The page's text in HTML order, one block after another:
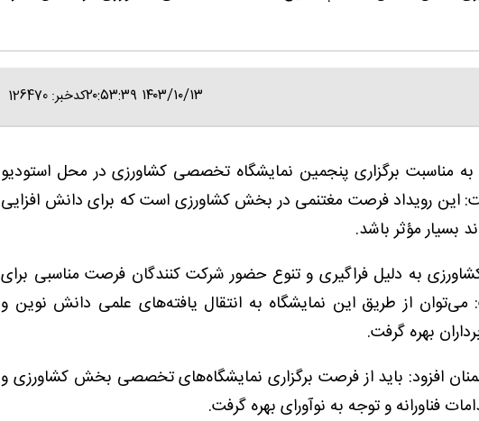
۱۴۰۳/۱۰/۱۳ ۲۰:۵۳:۳۹ کدخبر: 126470
برگزاری پنجمین نمایشگاه تخصصی کشاورزی در محل استودیو
این رویداد فرصت مغتنمی در بخش کشاورزی است که برای دانش افزایی
بسیار مؤثر باشد.
به دلیل فراگیری و تنوع حضور شرکت کنندگان فرصت مناسبی برای
از طریق این نمایشگاه به انتقال یافته‌های علمی دانش نوین و
بهره گرفت.
افزود: باید از فرصت برگزاری نمایشگاه‌های تخصصی بخش کشاورزی و
فناورانه و توجه به نوآورای بهره گرفت.